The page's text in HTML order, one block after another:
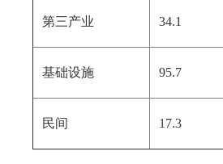
第三产业 34.1
基础设施 95.7
民间 17.3